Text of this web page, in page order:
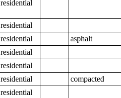
residential
residential
residential
asphalt
residential
residential
residential
compacted
residential